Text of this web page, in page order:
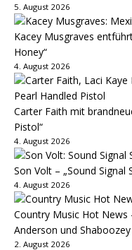
5. August 2026
Kacey Musgraves
Honey“
4. August 2026
Carter Faith mit
Pistol“
4. August 2026
Son Volt – „Sound Signal
4. August 2026
Country Music Hot News
Anderson und
2. August 2026